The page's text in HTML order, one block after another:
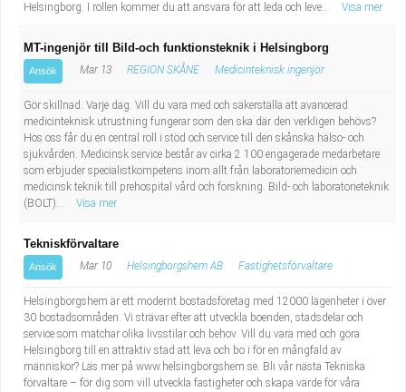
Helsingborg. I rollen kommer du att ansvara för att leda och leve...
Visa mer
MT-ingenjör till Bild-och funktionsteknik i Helsingborg
Ansök Mar 13 REGION SKÅNE Medicinteknisk ingenjör
Gör skillnad. Varje dag. Vill du vara med och säkerställa att avancerad
medicinteknisk utrustning fungerar som den ska där den verkligen behövs?
Hos oss får du en central roll i stöd och service till den skånska hälso- och
sjukvården. Medicinsk service består av cirka 2 100 engagerade medarbetare
som erbjuder specialistkompetens inom allt från laboratoriemedicin och
medicinsk teknik till prehospital vård och forskning. Bild- och laboratorieteknik
(BOLT)...
Visa mer
Tekniskförvaltare
Ansök Mar 10 Helsingborgshem AB Fastighetsförvaltare
Helsingborgshem är ett modernt bostadsföretag med 12000 lägenheter i över
30 bostadsområden. Vi strävar efter att utveckla boenden, stadsdelar och
service som matchar olika livsstilar och behov. Vill du vara med och göra
Helsingborg till en attraktiv stad att leva och bo i för en mångfald av
människor? Läs mer på www.helsingborgshem.se. Bli vår nästa Tekniska
förvaltare – för dig som vill utveckla fastigheter och skapa värde för våra